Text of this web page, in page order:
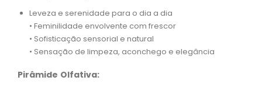
Leveza e serenidade para o dia a dia
• Feminilidade envolvente com frescor
• Sofisticação sensorial e natural
• Sensação de limpeza, aconchego e elegância
Pirâmide Olfativa: